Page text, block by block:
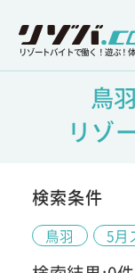
リゾートバイトで働く！遊ぶ！
鳥
リゾ
検索条件
鳥羽 5月